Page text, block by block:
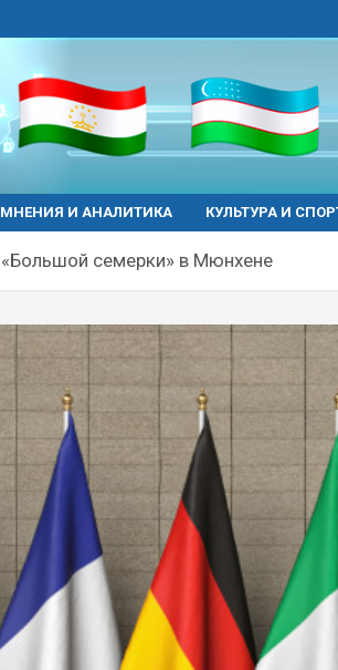
МНЕНИЯ И АНАЛИТИКА КУЛЬТУРА И
семерки» в Мюнхене